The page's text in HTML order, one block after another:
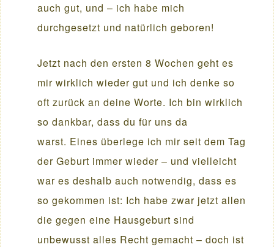
auch gut, und – ich habe mich
durchgesetzt und natürlich geboren!
Jetzt nach den ersten 8 Wochen geht es
mir wirklich wieder gut und ich denke so
oft zurück an deine Worte. Ich bin wirklich
so dankbar, dass du für uns da
warst. Eines überlege ich mir seit dem Tag
der Geburt immer wieder – und vielleicht
war es deshalb auch notwendig, dass es
so gekommen ist: Ich habe zwar jetzt allen
die gegen eine Hausgeburt sind
unbewusst alles Recht gemacht – doch ist